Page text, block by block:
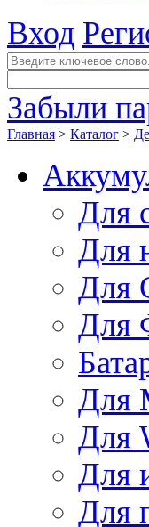
Вход
Забыли
Главная > Каталог >
Для
Для
Для
Для
Для
Для
Для
Для